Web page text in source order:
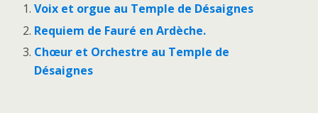
Voix et orgue au Temple de Désaignes
Requiem de Fauré en Ardèche.
Chœur et Orchestre au Temple de
Désaignes